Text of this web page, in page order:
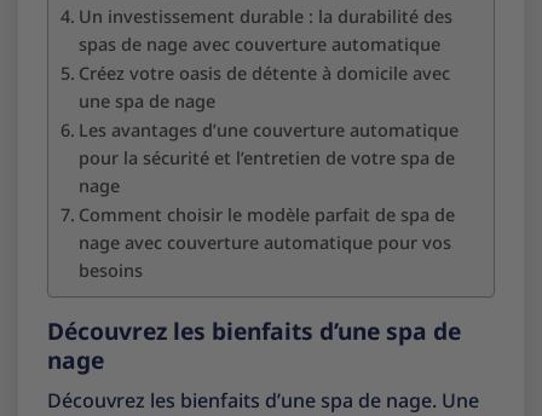
Un investissement durable : la durabilité des
spas de nage avec couverture automatique
Créez votre oasis de détente à domicile avec
une spa de nage
Les avantages d’une couverture automatique
pour la sécurité et l’entretien de votre spa de
nage
Comment choisir le modèle parfait de spa de
nage avec couverture automatique pour vos
besoins
Découvrez les bienfaits d’une spa de
nage
Découvrez les bienfaits d’une spa de nage. Une